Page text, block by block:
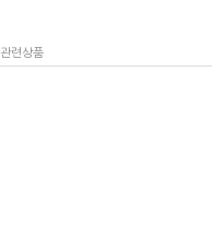
관련상품